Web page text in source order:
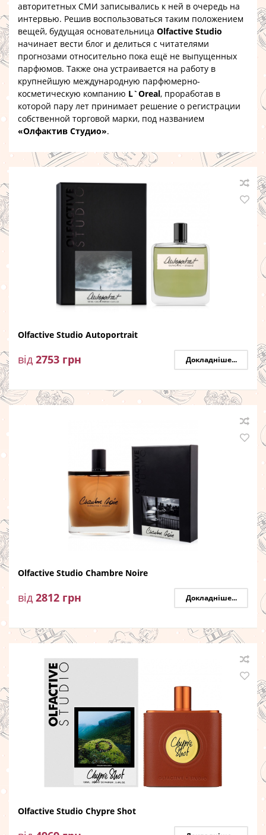
авторитетных СМИ записывались к ней в очередь на
интервью. Решив воспользоваться таким положением
вещей, будущая основательница Olfactive Studio
начинает вести блог и делиться с читателями
прогнозами относительно пока ещё не выпущенных
парфюмов. Также она устраивается на работу в
крупнейшую международную парфюмерно-
косметическую компанию L`Oreal, проработав в
которой пару лет принимает решение о регистрации
собственной торговой марки, под названием
«Олфактив Студио».
Olfactive Studio Autoportrait
від 2753 грн Докладніше...
Olfactive Studio Chambre Noire
від 2812 грн Докладніше...
Olfactive Studio Chypre Shot